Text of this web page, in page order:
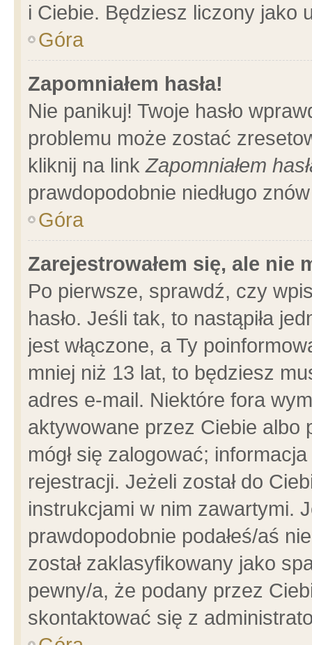
i Ciebie. Będziesz liczony jako
Góra
Zapomniałem hasła!
Nie panikuj! Twoje hasło
problemu może zostać
kliknij na linkZapomniałem
prawdopodobnie niedługo
Góra
Zarejestrowałem się, ale nie
Po pierwsze, sprawdź, czy
hasło. Jeśli tak, to nastąpiła
jest włączone, a Ty
mniej niż 13 lat, to będziesz
adres e-mail. Niektóre fora
aktywowane przez Ciebie albo
mógł się zalogować;
rejestracji. Jeżeli został do
instrukcjami w nim zawartymi.
prawdopodobnie podałeś/aś
został zaklasyfikowany jako
pewny/a, że podany przez
skontaktować się z